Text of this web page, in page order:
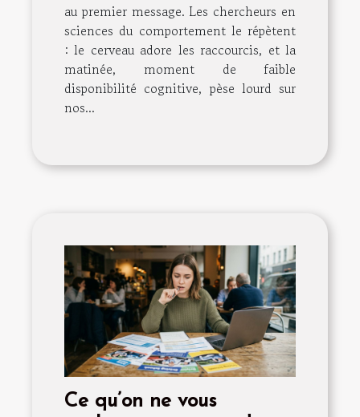
au premier message. Les chercheurs en
sciences du comportement le répètent
: le cerveau adore les raccourcis, et la
matinée, moment de faible
disponibilité cognitive, pèse lourd sur
nos...
Ce qu’on ne vous